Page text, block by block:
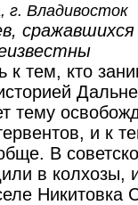
г. Владивосток
к тем, кто
тему
и к
В
в колхозы,
Никитовка